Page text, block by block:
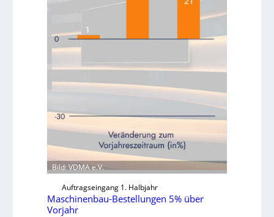
Bild: VDMA e.V.
Auftragseingang 1. Halbjahr
Maschinenbau-Bestellungen 5% über
Vorjahr